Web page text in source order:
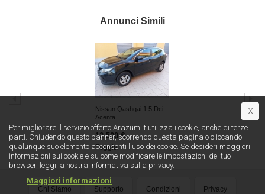
Annunci Simili
Nissan Qashqai 1.5 Dci
Acenta
12 500 €
Foggia
Chi Siamo Supporto Condizioni Privacy
Per migliorare il servizio offerto Arazum.it utilizza i cookie, anche di terze
parti. Chiudendo questo banner, scorrendo questa pagina o cliccando
qualunque suo elemento acconsenti l′uso dei cookie. Se desideri maggiori
informazioni sui cookie e su come modificare le impostazioni del tuo
browser, leggi la nostra informativa sulla privacy.
Maggiori informazioni
X